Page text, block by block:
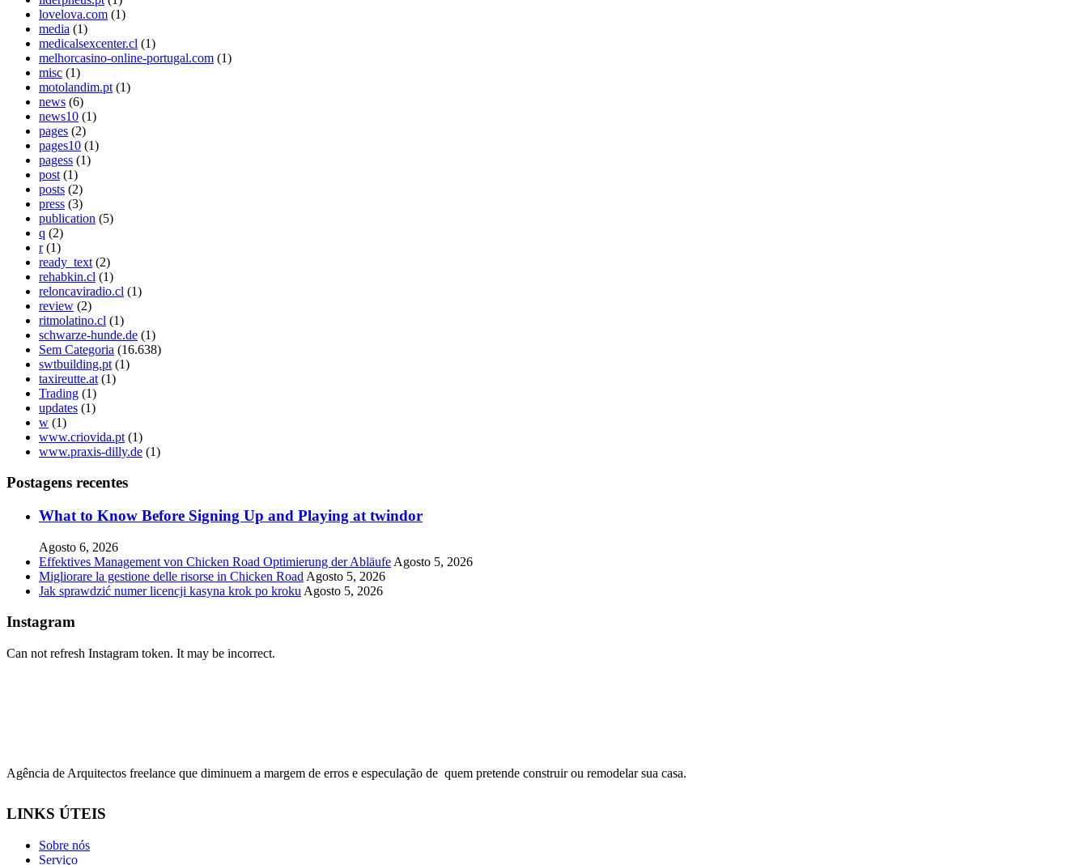
lovelova.com (1)
media (1)
medicalsexcenter.cl (1)
melhorcasino-online-portugal.com (1)
misc (1)
motolandim.pt (1)
news (6)
news10 (1)
pages (2)
pages10 (1)
pagess (1)
post (1)
posts (2)
press (3)
publication (5)
q (2)
r(1)
ready_text (2)
rehabkin.cl (1)
reloncaviradio.cl (1)
review (2)
ritmolatino.cl (1)
schwarze-hunde.de (1)
Sem Categoria (16.638)
swtbuilding.pt (1)
taxireutte.at (1)
Trading (1)
updates (1)
w (1)
www.criovida.pt (1)
www.praxis-dilly.de (1)
Postagens recentes
What to Know Before Signing Up and Playing at twindor
Agosto 6, 2026
Effektives Management von Chicken Road Optimierung der Abläufe Agosto 5, 2026
Migliorare la gestione delle risorse in Chicken Road Agosto 5, 2026
Jak sprawdzić numer licencji kasyna krok po kroku Agosto 5, 2026
Instagram
Can not refresh Instagram token. It may be incorrect.
Agência de Arquitectos freelance que diminuem a margem de erros e especulação de quem pretende construir ou remodelar sua casa.
LINKS ÚTEIS
Sobre nós
Serviço